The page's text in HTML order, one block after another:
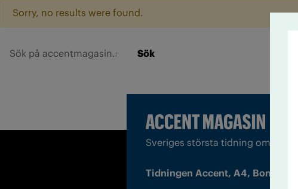
Sorry, no results were found.
Sök
Sveriges största tidning om
Tidningen Accent, A4,